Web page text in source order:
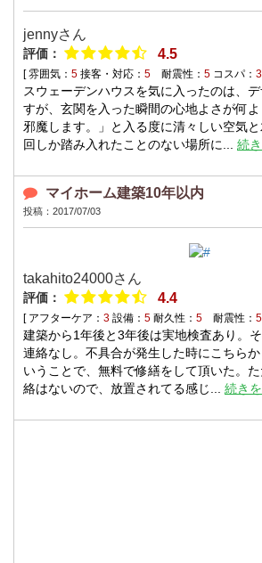
jennyさん
評価： 4.5
[ 雰囲気： 5 接客・対応： 5 耐震性： 5 コスパ： 3
スウェーデンハウスを気に入ったのは、
すが、玄関を入った瞬間の心地よさが何
邪魔します。」と入る度に清々しい空気
回しか踏み入れたことのない場所に... 続
マイホーム建築10年以内
投稿：2017/07/03
takahito24000さん
評価： 4.4
[ アフターケア： 3 設備： 5 耐久性： 5 耐震性： 5
建築から1年後と3年後は実地検査あり。
連絡なし。不具合が発生した時にこちら
いうことで、無料で修繕をして頂いた。
絡はないので、放置されてる感じ... 続き